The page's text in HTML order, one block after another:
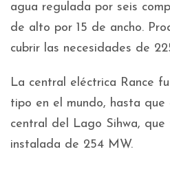
agua regulada por seis
de alto por 15 de ancho.
cubrir las necesidades de
La central eléctrica Rance
tipo en el mundo, hasta que
central del Lago Sihwa, que
instalada de 254 MW.